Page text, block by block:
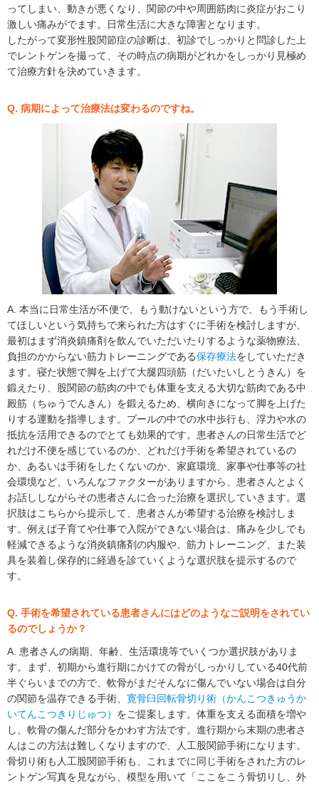
ってしまい、動きが悪くなり、関節の中や周囲筋肉に炎症がおこり
激しい痛みがでます。日常生活に大きな障害となります。
したがって変形性股関節症の診断は、初診でしっかりと問診した上
でレントゲンを撮って、その時点の病期がどれかをしっかり見極め
て治療方針を決めていきます。
Q. 病期によって治療法は変わるのですね。
A. 本当に日常生活が不便で、もう動けないという方で、もう手術し
てほしいという気持ちで来られた方はすぐに手術を検討しますが、
最初はまず消炎鎮痛剤を飲んでいただいたりするような薬物療法、
負担のかからない筋力トレーニングである保存療法をしていただき
ます。寝た状態で脚を上げて大腿四頭筋（だいたいしとうきん）を
鍛えたり、股関節の筋肉の中でも体重を支える大切な筋肉である中
殿筋（ちゅうでんきん）を鍛えるため、横向きになって脚を上げた
りする運動を指導します。プールの中での水中歩行も、浮力や水の
抵抗を活用できるのでとても効果的です。患者さんの日常生活でど
れだけ不便を感じているのか、どれだけ手術を希望されているの
か、あるいは手術をしたくないのか、家庭環境、家事や仕事等の社
会環境など、いろんなファクターがありますから、患者さんとよく
お話ししながらその患者さんに合った治療を選択していきます。選
択肢はこちらから提示して、患者さんが希望する治療を検討しま
す。例えば子育てや仕事で入院ができない場合は、痛みを少しでも
軽減できるような消炎鎮痛剤の内服や、筋力トレーニング、また装
具を装着し保存的に経過を診ていくような選択肢を提示するので
す。
Q. 手術を希望されている患者さんにはどのようなご説明をされてい
るのでしょうか？
A. 患者さんの病期、年齢、生活環境等でいくつか選択肢がありま
す。まず、初期から進行期にかけての骨がしっかりしている40代前
半ぐらいまでの方で、軟骨がまだそんなに傷んでいない場合は自分
の関節を温存できる手術、 寛骨臼回転骨切り術（かんこつきゅうか
いてんこつきりじゅつ） をご提案します。体重を支える面積を増や
し、軟骨の傷んだ部分をかわす方法です。進行期から末期の患者さ
んはこの方法は難しくなりますので、人工股関節手術になります。
骨切り術も人工股関節手術も、これまでに同じ手術をされた方のレ
ントゲン写真を見ながら、模型を用いて「ここをこう骨切りし、外